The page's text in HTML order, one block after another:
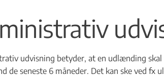
udvisning betyder, at en udlænding
de seneste 6 måneder. Det kan ske ved